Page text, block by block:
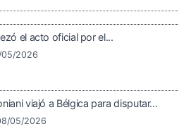
el acto oficial por el...
2026
viajó a Bélgica para disputar...
05/2026